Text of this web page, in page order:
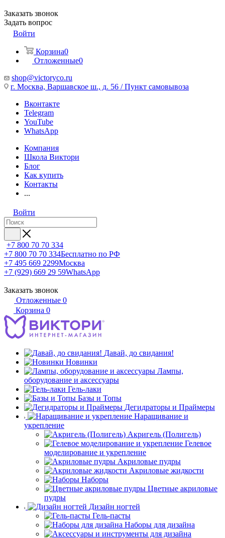
Заказать звонок
Задать вопрос
Войти
Корзина0
Отложенные0
shop@victoryco.ru
г. Москва, Варшавское ш., д. 56 / Пункт самовывоза
Вконтакте
Telegram
YouTube
WhatsApp
Компания
Школа Виктори
Блог
Как купить
Контакты
...
Войти
+7 800 70 70 334
+7 800 70 70 334Бесплатно по РФ
+7 495 669 2299Москва
+7 (929) 669 29 59WhatsApp
Заказать звонок
Отложенные 0
Корзина 0
Давай, до свидания!
Новинки
Лампы,
оборудование и аксессуары
Гель-лаки
Базы и Топы
Дегидраторы и Праймеры
Наращивание и
укрепление
Акригель (Полигель)
Гелевое
моделирование и укрепление
Акриловые пудры
Акриловые жидкости
Наборы
Цветные акриловые
пудры
Дизайн ногтей
Гель-пасты
Наборы для дизайна